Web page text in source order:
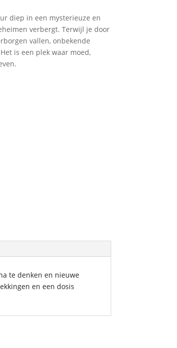
diep in een mysterieuze en
verbergt. Terwijl je door
vallen, onbekende
is een plek waar moed,
te denken en nieuwe
en een dosis